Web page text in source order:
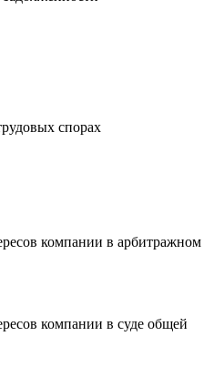
спорах
компании в арбитражном
компании в суде общей